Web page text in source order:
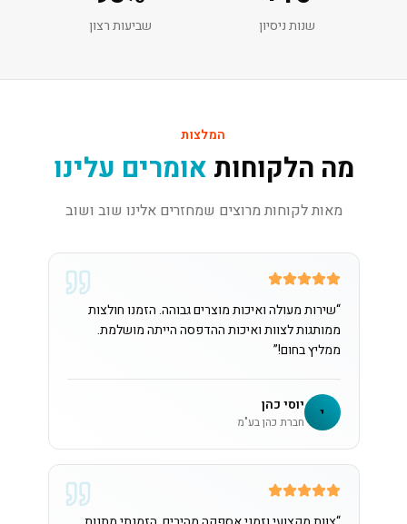
שנות ניסיון שביעות רצון
המלצות
מה הלקוחות אומרים עלינו
מאות לקוחות מרוצים שמחזרים אלינו שוב ושוב
“שירות מעולה ואיכות מוצרים גבוהה. הזמנו חולצות
ממותגות לצוות ואיכות ההדפסה הייתה מושלמת.
ממליץ בחום!”
י יוסי כהן
חברת כהן בע"מ